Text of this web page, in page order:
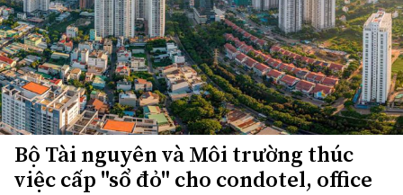
Bộ Tài nguyên và Môi trường thúc
việc cấp "sổ đỏ" cho condotel, office